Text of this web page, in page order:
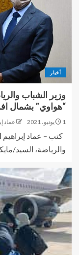
أخبار
وزير الشباب
“هواوي” بشمال
1 يونيو، 2021 عماد
كتب – عماد
والرياضة، السيد/